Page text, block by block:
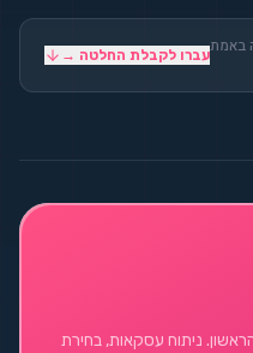
באמתעברו לקבלת החלטה →
הראשון. ניתוח עסקאות, בחירת